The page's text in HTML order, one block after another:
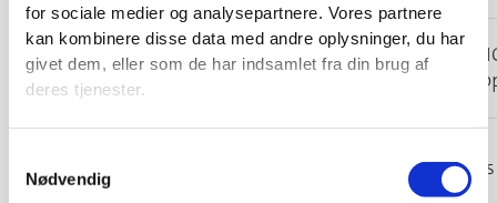
for sociale medier og analysepartnere. Vores partnere
kan kombinere disse data med andre oplysninger, du har
givet dem, eller som de har indsamlet fra din brug af
deres tjenester.
Nødvendig
Filippinerne
Children First:
Humanitarian Disaster
Filippinerne
All
Hearts